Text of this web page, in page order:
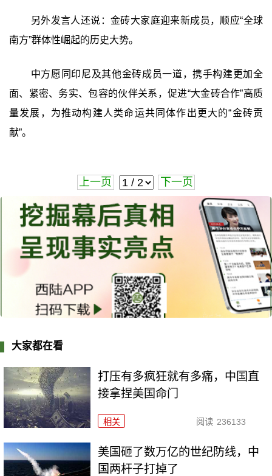
另外发言人还说：金砖大家庭迎来新成员，顺应“全球
南方”群体性崛起的历史大势。
中方愿同印尼及其他金砖成员一道，携手构建更加全
面、紧密、务实、包容的伙伴关系，促进“大金砖合作”高质
量发展，为推动构建人类命运共同体作出更大的“金砖贡
献”。
上一页 下一页
大家都在看
打压有多疯狂就有多痛，中国直
接拿捏美国命门
相关 阅读 236133
美国砸了数万亿的世纪防线，中
国两杆子打掉了